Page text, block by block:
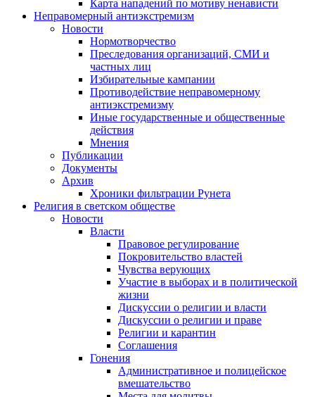
Карта нападений по мотиву ненависти
Неправомерный антиэкстремизм
Новости
Нормотворчество
Преследования организаций, СМИ и
частных лиц
Избирательные кампании
Противодействие неправомерному
антиэкстремизму
Иные государственные и общественные
действия
Мнения
Публикации
Документы
Архив
Хроники фильтрации Рунета
Религия в светском обществе
Новости
Власти
Правовое регулирование
Покровительство властей
Чувства верующих
Участие в выборах и в политической
жизни
Дискуссии о религии и власти
Дискуссии о религии и праве
Религии и карантин
Соглашения
Гонения
Административное и полицейское
вмешательство